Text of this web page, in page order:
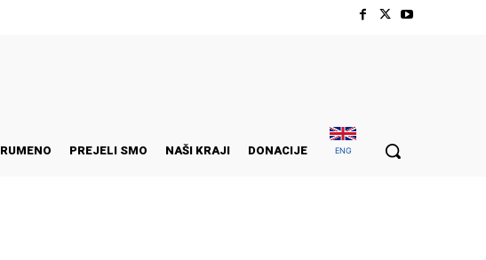
RUMENO PREJELI SMO NAŠI KRAJI DONACIJE ENG